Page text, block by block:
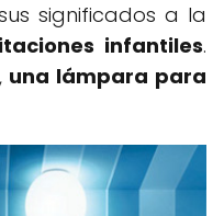
significados a la
infantiles.
una lámpara para